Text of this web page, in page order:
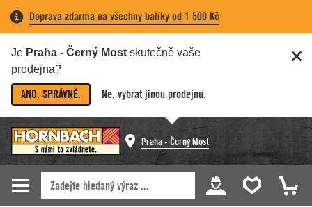
Doprava zdarma na všechny balíky od 1 500 Kč
Je Praha - Černý Most skutečně vaše
prodejna?
ANO, SPRÁVNĚ. Ne, vybrat jinou prodejnu.
Praha - Černý Most